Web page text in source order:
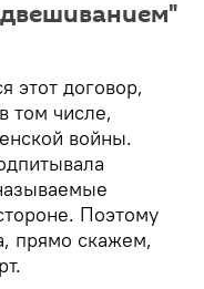
этот договор,
том числе,
войны.
Поэтому
прямо скажем,